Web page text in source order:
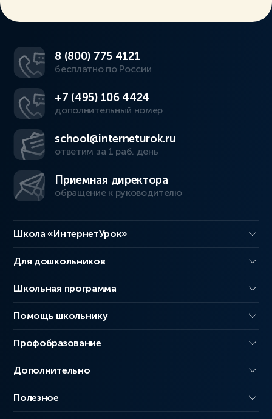
8 (800) 775 4121
бесплатно по России
+7 (495) 106 4424
дополнительный номер
school@interneturok.ru
ответим за 1 раб. день
Приемная директора
обращение к руководителю
Школа «ИнтернетУрок»
Для дошкольников
Школьная программа
Помощь школьнику
Профобразование
Дополнительно
Полезное